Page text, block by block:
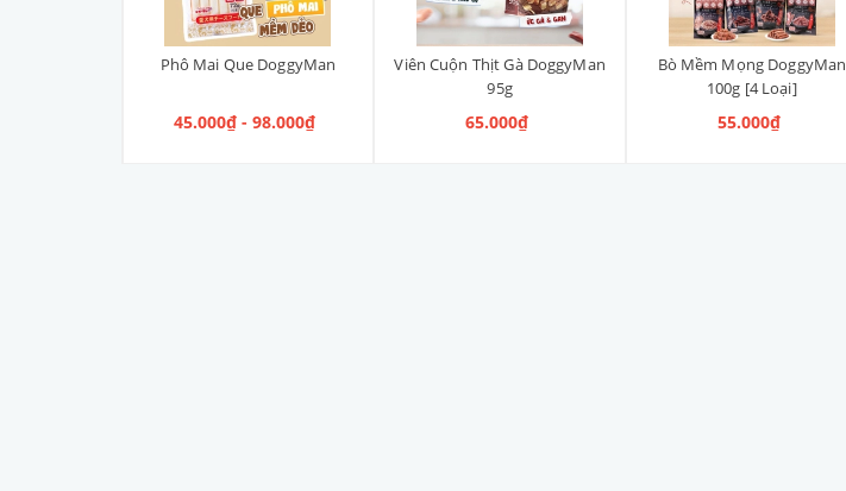
Phô Mai Que DoggyMan
45.000₫ - 98.000₫
Viên Cuộn Thịt Gà DoggyMan
95g
65.000₫
Bò Mềm Mọng DoggyMan
100g [4 Loại]
55.000₫